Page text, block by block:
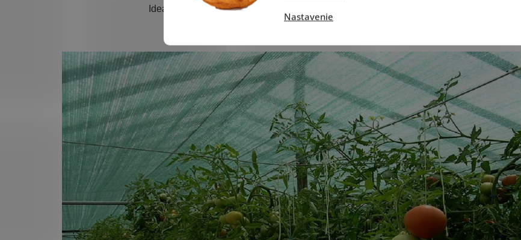
Nastavenie
Ideálne ako zástena na detské ihrisko, tenisový kurt, záhradu, balkón alebo terasu.